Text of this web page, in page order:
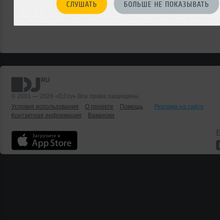
СЛУШАТЬ БОЛЬШЕ НЕ ПОКАЗЫВАТЬ
© 2001 — 2026 «DJ.ru» Все права защищены.
Условия использования
О проекте Помощь
Реклама на сайте
Контактная информация
Вакансии